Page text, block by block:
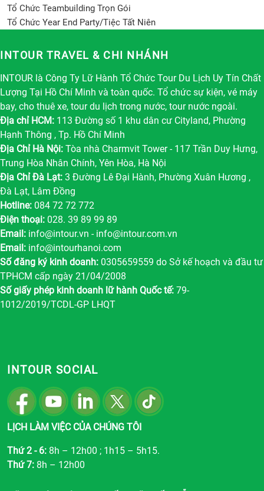
Tổ Chức Teambuilding Trọn Gói
Tổ Chức Year End Party/Tiệc Tất Niên
INTOUR TRAVEL & CHI NHÁNH
INTOUR là Công Ty Lữ Hành Tổ Chức Tour Du Lịch Uy Tín Chất
Lượng Tại Hồ Chí Minh và toàn quốc. Tổ chức sự kiện, vé máy
bay, cho thuê xe, tour du lịch trong nước, tour nước ngoài.
Địa chỉ HCM: 113 Đường số 1 khu dân cư Cityland, Phường
Hạnh Thông , Tp. Hồ Chí Minh
Địa Chỉ Hà Nội: Tòa nhà Charmvit Tower - 117 Trần Duy Hưng,
Trung Hòa Nhân Chính, Yên Hòa, Hà Nội
Địa Chỉ Đà Lạt: 3 Đường Lê Đại Hành, Phường Xuân Hương ,
Đà Lạt, Lâm Đồng
Hotline: 084 72 72 772
Điện thoại: 028. 39 89 99 89
Email: info@intour.vn - info@intour.com.vn
Email: info@intourhanoi.com
Số đăng ký kinh doanh: 0305659559 do Sở kế hoạch và đầu tư
TPHCM cấp ngày 21/04/2008
Số giấy phép kinh doanh lữ hành Quốc tế: 79-
1012/2019/TCDL-GP LHQT
INTOUR SOCIAL
LỊCH LÀM VIỆC CỦA CHÚNG TÔI
Thứ 2 - 6: 8h – 12h00 ; 1h15 – 5h15.
Thứ 7: 8h – 12h00